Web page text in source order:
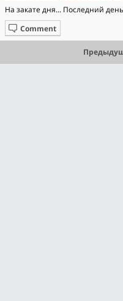
На закате дня... Последний
Comment